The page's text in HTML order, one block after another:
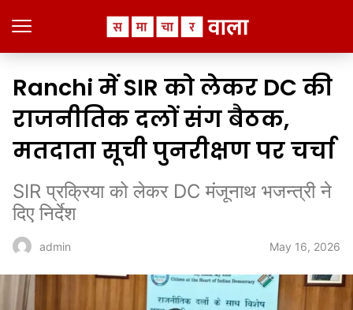
Ranchi में SIR को लेकर DC की
राजनीतिक दलों संग बैठक,
मतदाता सूची पुनरीक्षण पर चर्चा
SIR प्रक्रिया को लेकर DC मंजूनाथ भजन्त्री ने
दिए निर्देश
admin May 16, 2026